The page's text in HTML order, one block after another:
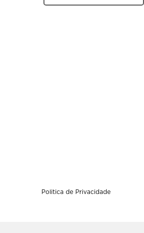
Politica de Privacidade